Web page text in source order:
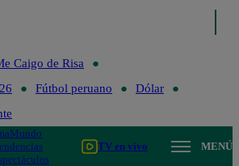
Caigo de Risa
Fútbol peruano
Dólar
Mundo
TV en vivo MENÚ